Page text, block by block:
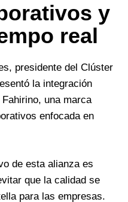
y
real
presidente del Clúster
la integración
una marca
enfocada en
de esta alianza es
que la calidad se
para las empresas.